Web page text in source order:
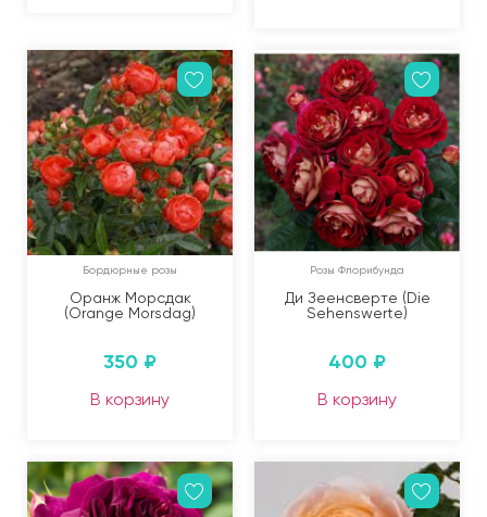
Бордюрные розы
Оранж Морсдак
(Orange Morsdag)
350 ₽
В корзину
Розы Флорибунда
Ди Зеенсверте (Die
Sehenswerte)
400 ₽
В корзину